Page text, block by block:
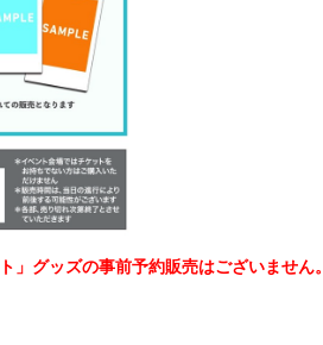
グッズの事前予約販売はございません。